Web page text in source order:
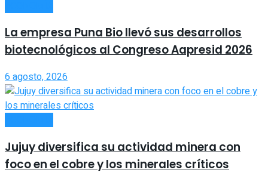
La empresa Puna Bio llevó sus desarrollos
biotecnológicos al Congreso Aapresid 2026
6 agosto, 2026
Jujuy diversifica su actividad minera con
foco en el cobre y los minerales críticos